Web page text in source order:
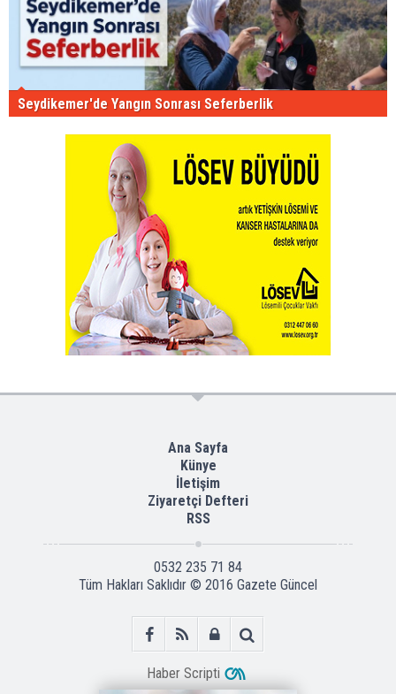
Seydikemer'de Yangın Sonrası Seferberlik
Ana Sayfa
Künye
İletişim
Ziyaretçi Defteri
RSS
0532 235 71 84
Tüm Hakları Saklıdır © 2016 Gazete Güncel
Haber Scripti